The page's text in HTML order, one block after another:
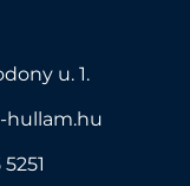
u. 1.
hullam.hu